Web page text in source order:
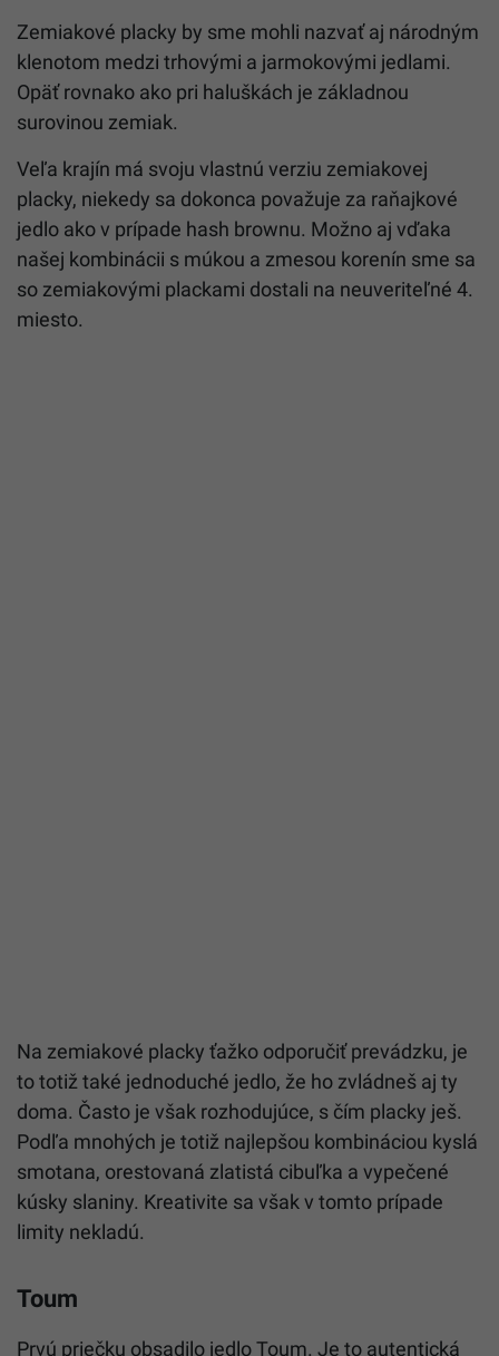
Zemiakové placky by sme mohli nazvať aj národným
klenotom medzi trhovými a jarmokovými jedlami.
Opäť rovnako ako pri haluškách je základnou
surovinou zemiak.
Veľa krajín má svoju vlastnú verziu zemiakovej
placky, niekedy sa dokonca považuje za raňajkové
jedlo ako v prípade hash brownu. Možno aj vďaka
našej kombinácii s múkou a zmesou korenín sme sa
so zemiakovými plackami dostali na neuveriteľné 4.
miesto.
Na zemiakové placky ťažko odporučiť prevádzku, je
to totiž také jednoduché jedlo, že ho zvládneš aj ty
doma. Často je však rozhodujúce, s čím placky ješ.
Podľa mnohých je totiž najlepšou kombináciou kyslá
smotana, orestovaná zlatistá cibuľka a vypečené
kúsky slaniny. Kreativite sa však v tomto prípade
limity nekladú.
Toum
Prvú priečku obsadilo jedlo Toum. Je to autentická